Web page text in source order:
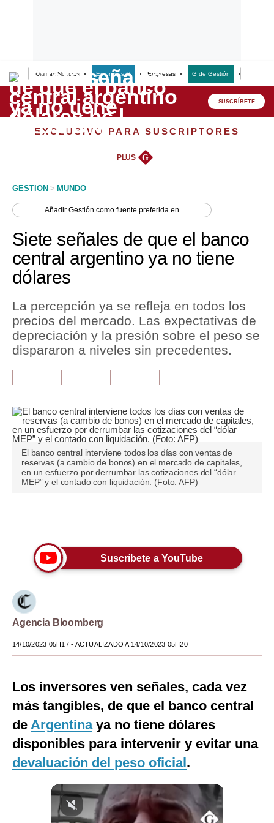
Últimas Noticias Empresas G Empresas G de Gestión
Lo último
Peru Quiosco
Management & Empleo
Perú
Política
Finanzas Personales
Inmobiliarias
Plus G
Editorial
Pregunta de hoy
Blogs
Viajes
Moda
Estilos
Mundo
EEUU
España
Internacional
Tecnología
Club del Suscriptor
G de Gestión
SUSCRÍBETE
EXCLUSIVO PARA SUSCRIPTORES
PLUS G
GESTION > MUNDO
AñadirGestión como fuente preferida en
Siete señales de que el banco
central argentino ya no tiene
dólares
La percepción ya se refleja en todos los
precios del mercado. Las expectativas de
depreciación y la presión sobre el peso se
dispararon a niveles sin precedentes.
El banco central interviene todos los días con ventas de
reservas (a cambio de bonos) en el mercado de capitales,
en un esfuerzo por derrumbar las cotizaciones del “dólar
MEP” y el contado con liquidación. (Foto: AFP)
Suscríbete a YouTube
Agencia Bloomberg
14/10/2023 05H17- ACTUALIZADO A 14/10/2023 05H20
Los inversores ven señales, cada vez
más tangibles, de que el banco central
de Argentinaya no tiene dólares
disponibles para intervenir y evitar una
devaluación del peso oficial.